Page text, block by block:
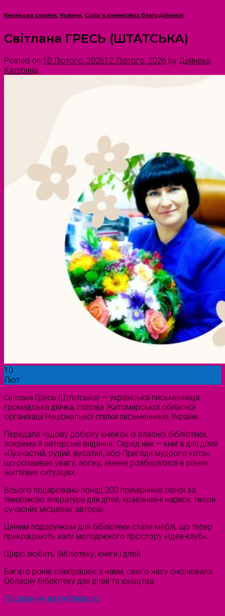
Книжкова скриня, Новини, Сузірʼя книжкових благодійників
Світлана ГРЕСЬ (ШТАТСЬКА)
Posted on 10 Лютого, 202612 Лютого, 2026 by Дейнека
Катерина
10
Лют
Світлана Гресь (Штатська) — українська письменниця,
громадська діячка, голова Житомирської обласної
організації Національної спілки письменників України.
Передала чудову добірку книжок із власної бібліотеки,
зокрема й авторські видання. Серед них — книга для дітей
«Пухнастий, рудий, вусатий, або Пригоди мудрого кота»,
що розвиває увагу, логіку, вміння розбиратися в різних
життєвих ситуаціях.
Всього подаровано понад 200 примірників різної за
тематикою літератури для дітей, краєзнавчі нариси, твори
сучасних місцевих авторів.
Цінним подарунком для бібліотеки стали меблі, що тепер
прикрашають залу молодіжного простору «Ідея-клуб».
Щиро любить бібліотеку, книги і дітей.
Багато років співпрацює з нами, свого часу очолювала
Обласну бібліотеку для дітей та юнацтва.
Посилання на публікацію.